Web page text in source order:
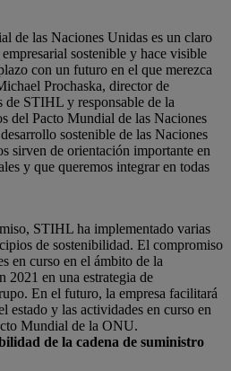
de las Naciones Unidas es un claro
sostenible y hace visible
con un futuro en el que merezca
Prochaska, director de
STIHL y responsable de la
del Pacto Mundial de las Naciones
sostenible de las Naciones
sirven de orientación importante en
y que queremos integrar en todas
STIHL ha implementado varias
de sostenibilidad. El compromiso
en curso en el ámbito de la
2021 en una estrategia de
En el futuro, la empresa facilitará
estado y las actividades en curso en
Mundial de la ONU.
de la cadena de suministro